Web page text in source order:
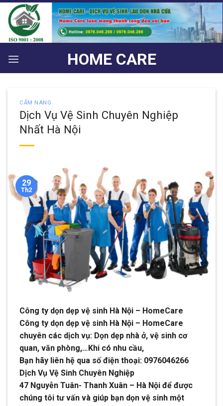
Bỏ
qua
nội
dung
HOME CARE
CẨM NANG
Dịch Vụ Vệ Sinh Chuyên Nghiệp
Nhất Hà Nội
29
Th2
Công ty dọn dẹp vệ sinh Hà Nội – HomeCare
Công ty dọn dẹp vệ sinh Hà Nội – HomeCare
chuyên các dịch vụ: Dọn dẹp nhà ở, vệ sinh cơ
quan, văn phòng,…Khi có nhu cầu,
Bạn hãy liên hệ qua số điện thoại: 0976046266
Dịch Vụ Vệ Sinh Chuyên Nghiệp
47 Nguyễn Tuân- Thanh Xuân – Hà Nội để được
chúng tôi tư vấn và giúp bạn dọn vệ sinh một